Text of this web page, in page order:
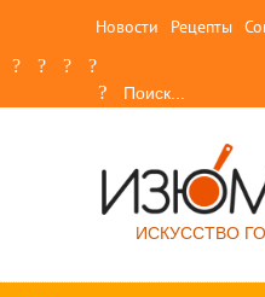
Новости Рецепты
ИСКУССТВО